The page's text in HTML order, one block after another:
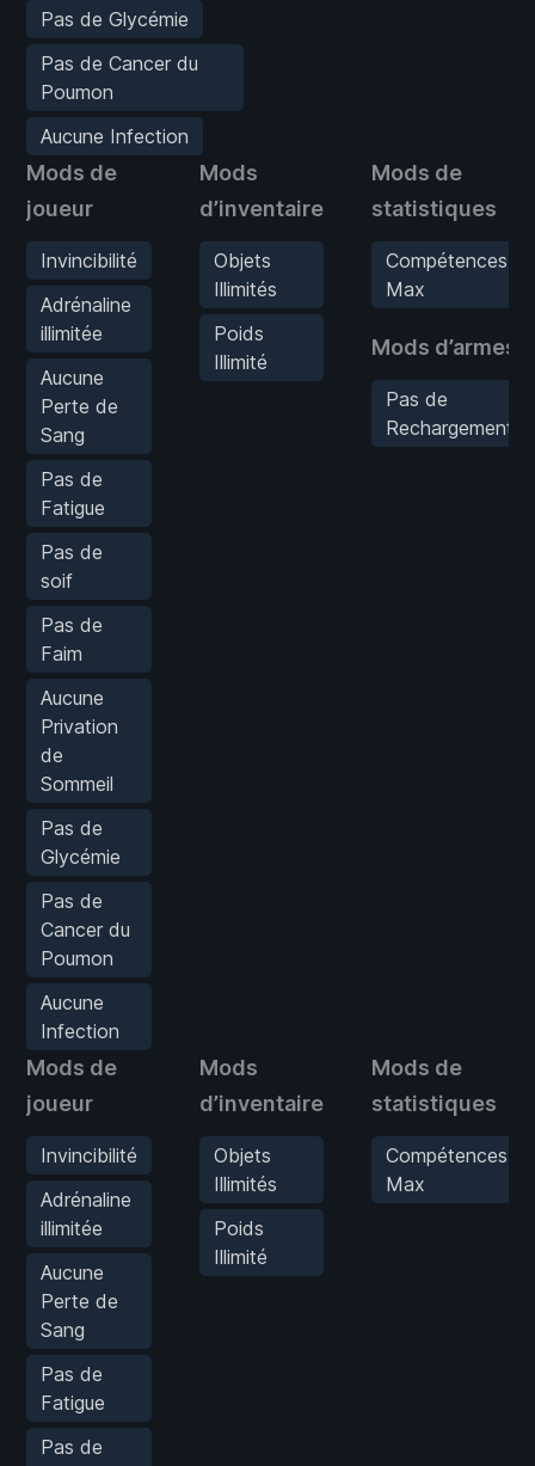
Pas de Glycémie
Pas de Cancer du
Poumon
Aucune Infection
Mods de
joueur
Invincibilité
Adrénaline
illimitée
Aucune
Perte de
Sang
Pas de
Fatigue
Pas de
soif
Pas de
Faim
Aucune
Privation
de
Sommeil
Pas de
Glycémie
Pas de
Cancer du
Poumon
Aucune
Infection
Mods
d’inventaire
Objets
Illimités
Poids
Illimité
Mods de
statistiques
Compétences
Max
Mods d’armes
Pas de
Rechargement
Mods de
joueur
Invincibilité
Adrénaline
illimitée
Aucune
Perte de
Sang
Pas de
Fatigue
Pas de
Mods
d’inventaire
Objets
Illimités
Poids
Illimité
Mods de
statistiques
Compétences
Max